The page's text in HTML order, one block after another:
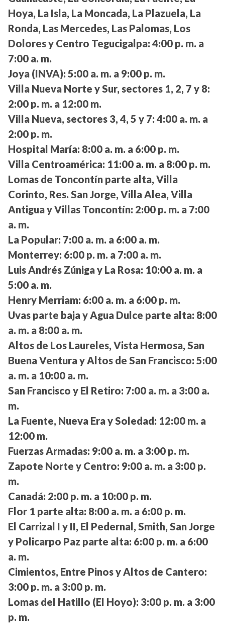
Hoya, La Isla, La Moncada, La Plazuela, La
Ronda, Las Mercedes, Las Palomas, Los
Dolores y Centro Tegucigalpa: 4:00 p. m. a
7:00 a. m.
Joya (INVA): 5:00 a. m. a 9:00 p. m.
Villa Nueva Norte y Sur, sectores 1, 2, 7 y 8:
2:00 p. m. a 12:00 m.
Villa Nueva, sectores 3, 4, 5 y 7: 4:00 a. m. a
2:00 p. m.
Hospital María: 8:00 a. m. a 6:00 p. m.
Villa Centroamérica: 11:00 a. m. a 8:00 p. m.
Lomas de Toncontín parte alta, Villa
Corinto, Res. San Jorge, Villa Alea, Villa
Antigua y Villas Toncontín: 2:00 p. m. a 7:00
a. m.
La Popular: 7:00 a. m. a 6:00 a. m.
Monterrey: 6:00 p. m. a 7:00 a. m.
Luis Andrés Zúniga y La Rosa: 10:00 a. m. a
5:00 a. m.
Henry Merriam: 6:00 a. m. a 6:00 p. m.
Uvas parte baja y Agua Dulce parte alta: 8:00
a. m. a 8:00 a. m.
Altos de Los Laureles, Vista Hermosa, San
Buena Ventura y Altos de San Francisco: 5:00
a. m. a 10:00 a. m.
San Francisco y El Retiro: 7:00 a. m. a 3:00 a.
m.
La Fuente, Nueva Era y Soledad: 12:00 m. a
12:00 m.
Fuerzas Armadas: 9:00 a. m. a 3:00 p. m.
Zapote Norte y Centro: 9:00 a. m. a 3:00 p.
m.
Canadá: 2:00 p. m. a 10:00 p. m.
Flor 1 parte alta: 8:00 a. m. a 6:00 p. m.
El Carrizal I y II, El Pedernal, Smith, San Jorge
y Policarpo Paz parte alta: 6:00 p. m. a 6:00
a. m.
Cimientos, Entre Pinos y Altos de Cantero:
3:00 p. m. a 3:00 p. m.
Lomas del Hatillo (El Hoyo): 3:00 p. m. a 3:00
p. m.